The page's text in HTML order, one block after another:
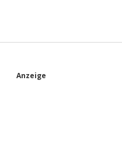
S
Anzeige